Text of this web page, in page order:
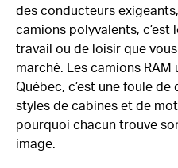
des conducteurs
camions polyvalents,
travail ou de loisir que
marché. Les camions
Québec, c’est une foule
styles de cabines et de
pourquoi chacun trouve
image.